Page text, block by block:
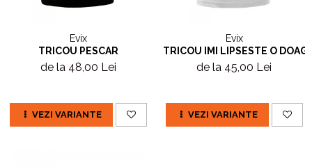
Evix
TRICOU PESCAR
de la 48,00 Lei
VEZI VARIANTE
Evix
TRICOU IMI LIPSESTE O
de la 45,00 Lei
VEZI VARIANTE